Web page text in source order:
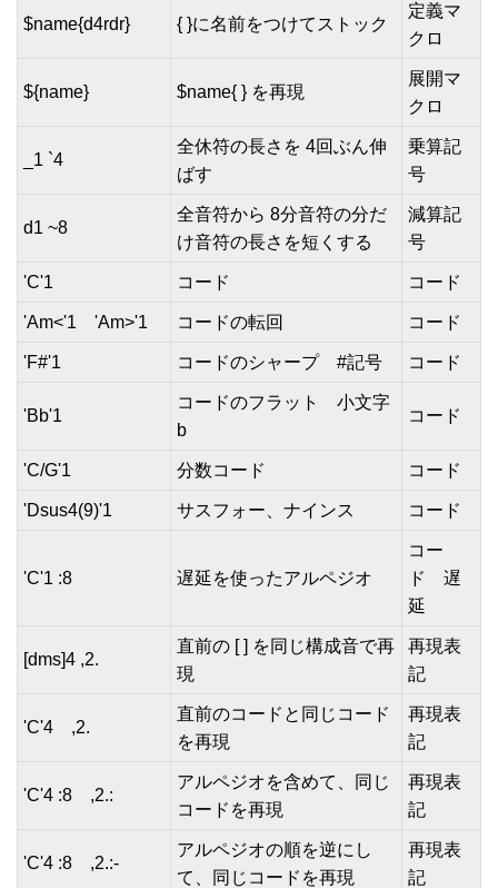
$name{d4rdr} { }に名前をつけてストック
定義マ
クロ
${name} $name{ } を再現
展開マ
クロ
_1 `4
全休符の長さを 4回ぶん伸
ばす
乗算記
号
d1 ~8
全音符から 8分音符の分だ
け音符の長さを短くする
減算記
号
'C'1 コード コード
'Am<'1 'Am>'1 コードの転回 コード
'F#'1 コードのシャープ #記号 コード
'Bb'1
コードのフラット 小文字
b
コード
'C/G'1 分数コード コード
'Dsus4(9)'1 サスフォー、ナインス コード
'C'1 :8 遅延を使ったアルペジオ
コー
ド 遅
延
[dms]4 ,2.
直前の [ ] を同じ構成音で再
現
再現表
記
'C'4 ,2.
直前のコードと同じコード
を再現
再現表
記
'C'4 :8 ,2.:
アルペジオを含めて、同じ
コードを再現
再現表
記
'C'4 :8 ,2.:-
アルペジオの順を逆にし
て、同じコードを再現
再現表
記